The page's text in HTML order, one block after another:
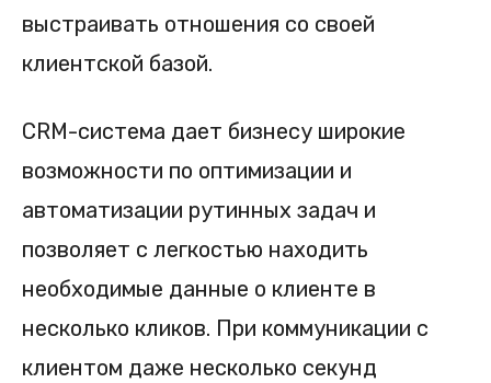
выстраивать отношения со своей
клиентской базой.
CRM-система дает бизнесу широкие
возможности по оптимизации и
автоматизации рутинных задач и
позволяет с легкостью находить
необходимые данные о клиенте в
несколько кликов. При коммуникации с
клиентом даже несколько секунд